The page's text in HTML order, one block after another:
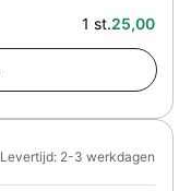
1 st.25,00
Levertijd: 2-3 werkdagen